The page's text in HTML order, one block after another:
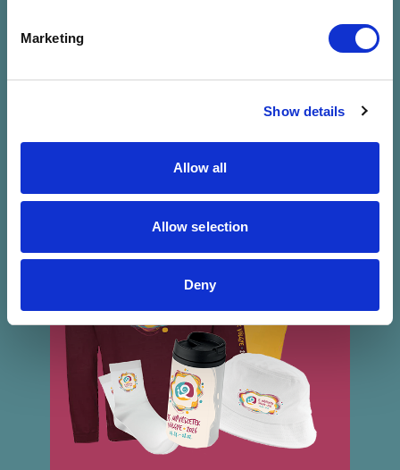
Marketing
Show details
Allow all
Allow selection
Deny